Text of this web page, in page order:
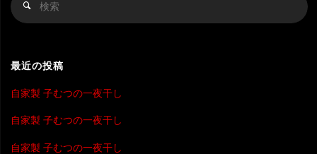
索
検
最近の投稿
自家製 子むつの一夜干し
自家製 子むつの一夜干し
自家製 子むつの一夜干し